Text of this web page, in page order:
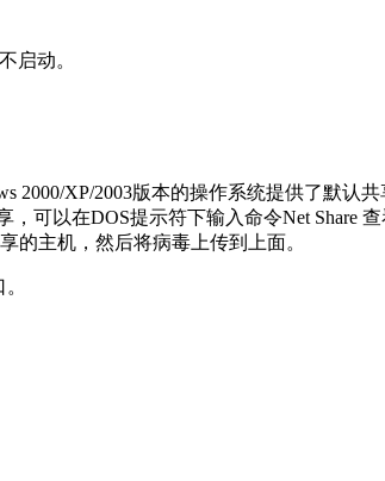
启动。
XP/2003版本的操作系统提供了默认
可以在DOS提示符下输入命令Net Share
的主机，然后将病毒上传到上面。